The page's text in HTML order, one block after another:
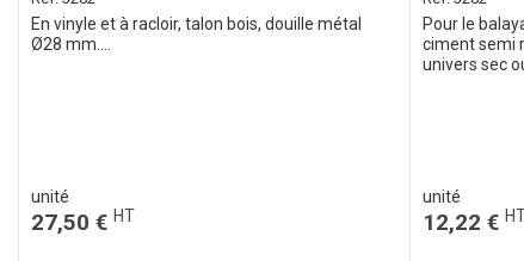
En vinyle et à racloir, talon bois, douille métal
Ø28 mm....
unité
27,50 € HT
Pour le
ciment semi
univers sec
unité
12,22 €